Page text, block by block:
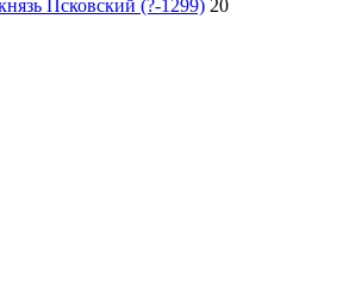
Псковский (?-1299) 20